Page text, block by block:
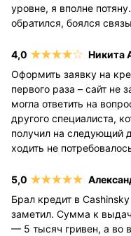
уровне, я вполне
обратился, боялся
Никита
Оформить заявку на
первого раза – сайт не
могла ответить на
другого специалиста,
получил на следующий
ходить не
Брал кредит в
заметил. Сумма к
— 5 тысяч гривен, а во